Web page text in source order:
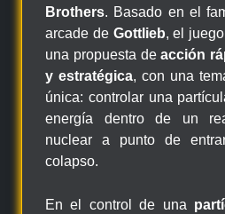
Brothers. Basado en el
arcade de Gottlieb, el
una propuesta deacción
y estratégica, con una
única: controlar una
energía dentro de un
nuclear a punto de
colapso.
En el control de una